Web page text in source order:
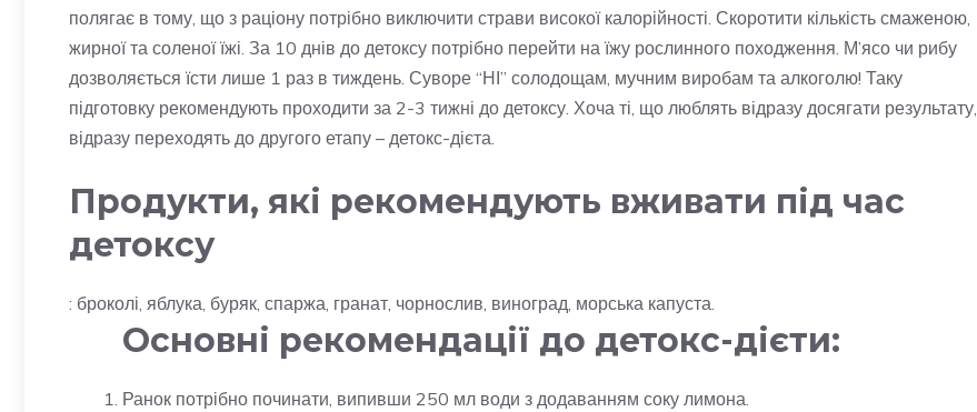
полягає в тому, що з раціону потрібно виключити страви високої калорійності. Скоротити кількість смаженою,
жирної та соленої їжі. За 10 днів до детоксу потрібно перейти на їжу рослинного походження. М’ясо чи рибу
дозволяється їсти лише 1 раз в тиждень. Суворе “НІ” солодощам, мучним виробам та алкоголю! Таку
підготовку рекомендують проходити за 2-3 тижні до детоксу. Хоча ті, що люблять відразу досягати результату,
відразу переходять до другого етапу – детокс-дієта.
Продукти, які рекомендують вживати під час
детоксу
: броколі, яблука, буряк, спаржа, гранат, чорнослив, виноград, морська капуста.
Основні рекомендації до детокс-дієти:
Ранок потрібно починати, випивши 250 мл води з додаванням соку лимона.